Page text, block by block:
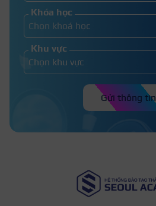
Khóa học
Khu vực
Gửi thông tin